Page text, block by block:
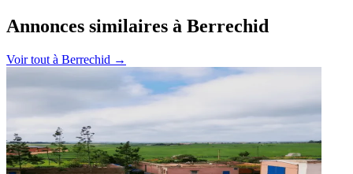
Annonces similaires à Berrechid
Voir tout à Berrechid →